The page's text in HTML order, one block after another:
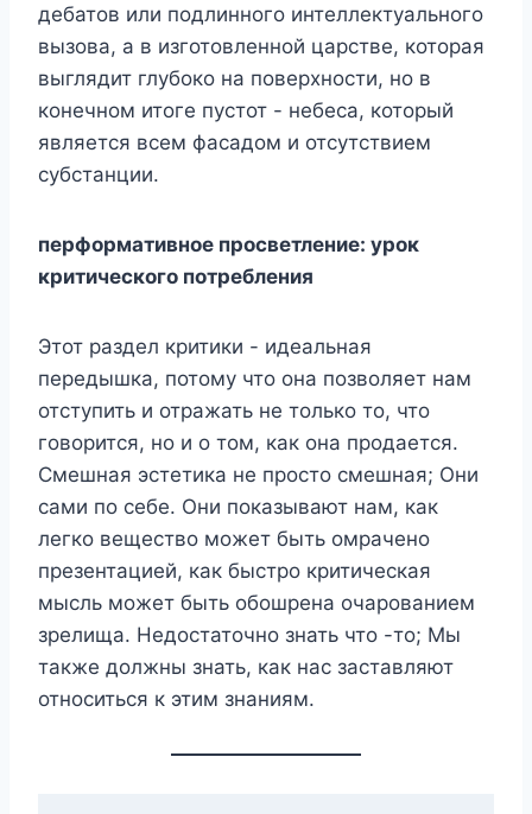
дебатов или подлинного интеллектуального
вызова, а в изготовленной царстве, которая
выглядит глубоко на поверхности, но в
конечном итоге пустот - небеса, который
является всем фасадом и отсутствием
субстанции.
перформативное просветление: урок
критического потребления
Этот раздел критики - идеальная
передышка, потому что она позволяет нам
отступить и отражать не только то, что
говорится, но и о том, как она продается.
Смешная эстетика не просто смешная; Они
сами по себе. Они показывают нам, как
легко вещество может быть омрачено
презентацией, как быстро критическая
мысль может быть обошрена очарованием
зрелища. Недостаточно знать что -то; Мы
также должны знать, как нас заставляют
относиться к этим знаниям.